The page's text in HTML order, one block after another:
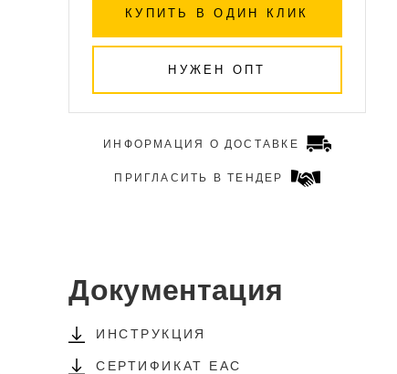
КУПИТЬ В ОДИН КЛИК
НУЖЕН ОПТ
ИНФОРМАЦИЯ О ДОСТАВКЕ
ПРИГЛАСИТЬ В ТЕНДЕР
Документация
ИНСТРУКЦИЯ
СЕРТИФИКАТ EAC